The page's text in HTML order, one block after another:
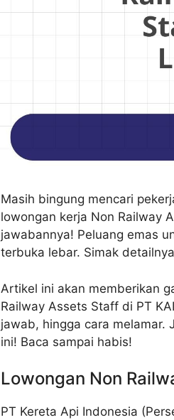
Masih bingung mencari
lowongan kerja Non Railway
jawabannya! Peluang emas
terbuka lebar. Simak
Artikel ini akan memberikan
Railway Assets Staff di PT
jawab, hingga cara melamar.
ini! Baca sampai habis!
Lowongan Non
PT Kereta Api Indonesia